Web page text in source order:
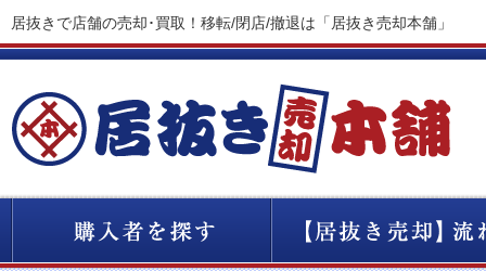
居抜きで店舗の売却･買取！移転/閉店/撤退は「居抜き売却本舗」